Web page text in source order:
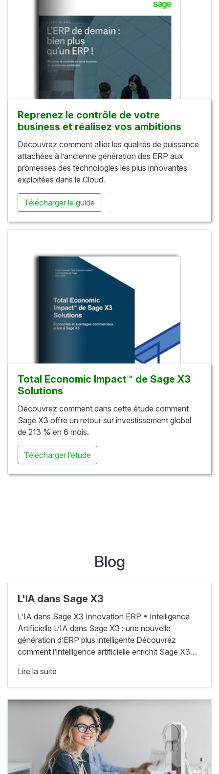
Reprenez le contrôle de votre
business et réalisez vos ambitions
Découvrez comment allier les qualités de puissance
attachées à l’ancienne génération des ERP aux
promesses des technologies les plus innovantes
exploitées dans le Cloud.
Télécharger le guide
Total Economic Impact™ de Sage X3
Solutions
Découvrez comment dans cette étude comment
Sage X3 offre un retour sur investissement global
de 213 % en 6 mois.
Télécharger l’étude
Blog
L'IA dans Sage X3
L’IA dans Sage X3 Innovation ERP • Intelligence
Artificielle L’IA dans Sage X3 : une nouvelle
génération d’ERP plus intelligente Découvrez
comment l’intelligence artificielle enrichit Sage X3…
Lire la suite